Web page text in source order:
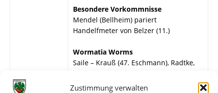
Zustimmung verwalten
Besondere Vorkommnisse
Mendel (Bellheim) pariert
Handelfmeter von Belzer (11.)
Wormatia Worms
Saile – Krauß (47. Eschmann), Radtke,
Braner – Laube, Dier, Janzon.